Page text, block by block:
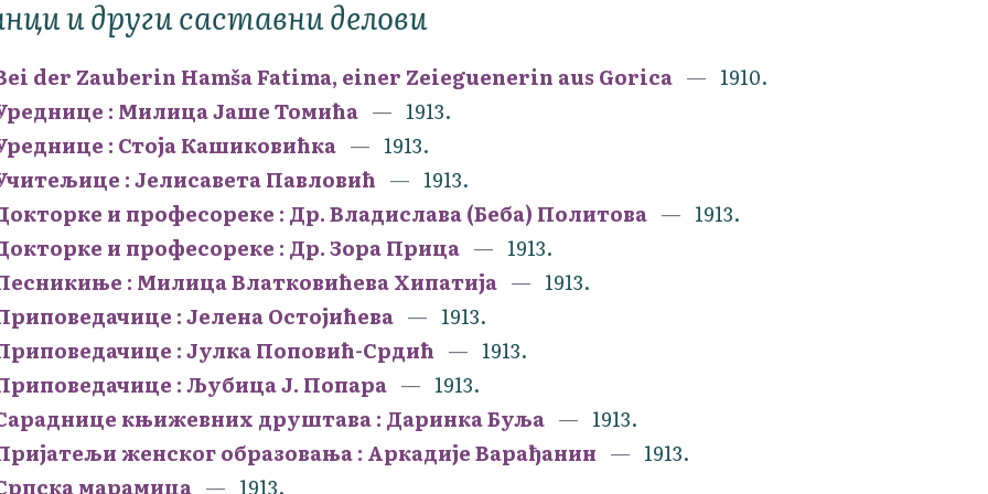
и други саставни делови
der Zauberin Hamša Fatima, einer Zeieguenerin aus Gorica
1910.
: Милица Јаше Томића
1913.
: Стоја Кашиковићка
1913.
: Јелисавета Павловић
1913.
и професореке : Др. Владислава (Беба) Политова
1913.
и професореке : Др. Зора Прица
1913.
: Милица Влатковићева Хипатија
1913.
: Јелена Остојићева
1913.
: Јулка Поповић-Срдић
1913.
: Љубица Ј. Попара
1913.
књижевних друштава : Даринка Буља
1913.
женског образовања : Аркадије Варађанин
1913.
марамица
1913.